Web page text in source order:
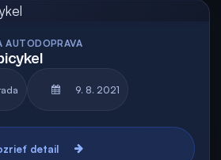
AUTODOPRAVA
9. 8. 2021
detail